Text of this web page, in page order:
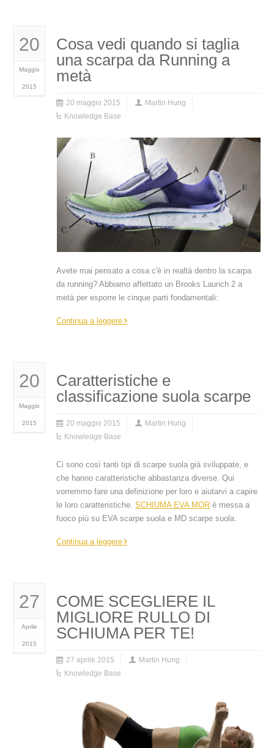
20
Maggio
2015
Cosa vedi quando si taglia
una scarpa da Running a
metà
20 maggio 2015
Martin Hung
Knowledge Base
Avete mai pensato a cosa c'è in realtà dentro la scarpa
da running? Abbiamo affettato un Brooks Launch 2 a
metà per esporre le cinque parti fondamentali:
Continua a leggere
20
Maggio
2015
Caratteristiche e
classificazione suola scarpe
20 maggio 2015
Martin Hung
Knowledge Base
Ci sono così tanti tipi di scarpe suola già sviluppate, e
che hanno caratteristiche abbastanza diverse. Qui
vorremmo fare una definizione per loro e aiutarvi a capire
le loro caratteristiche.SCHIUMA EVA MOR è messa a
fuoco più su EVA scarpe suola e MD scarpe suola.
Continua a leggere
27
Aprile
2015
COME SCEGLIERE IL
MIGLIORE RULLO DI
SCHIUMA PER TE!
27 aprile 2015
Martin Hung
Knowledge Base